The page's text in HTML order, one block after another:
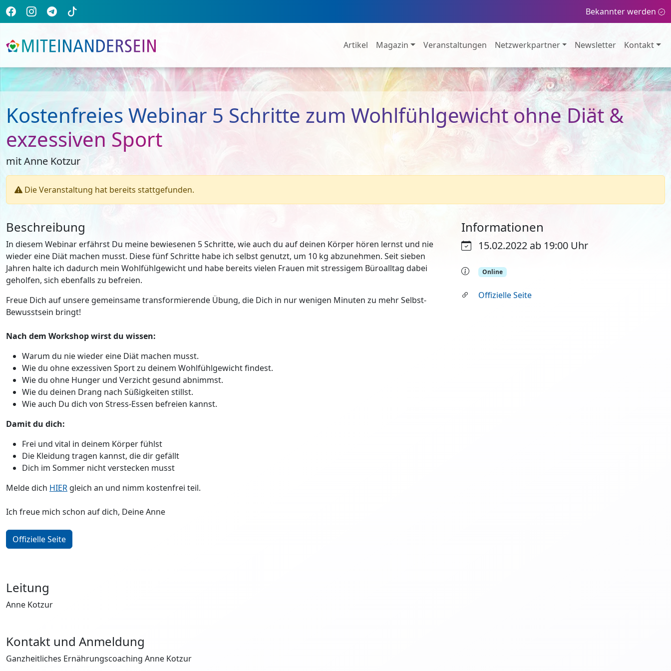
Bekannter werden
Artikel Magazin Veranstaltungen Netzwerkpartner Newsletter Kontakt
Kostenfreies Webinar 5 Schritte zum Wohlfühlgewicht ohne Diät &
exzessiven Sport
mit Anne Kotzur
Die Veranstaltung hat bereits stattgefunden.
Informationen
15.02.2022 ab 19:00 Uhr
Online
Offizielle Seite
Beschreibung
In diesem Webinar erfährst Du meine bewiesenen 5 Schritte, wie auch du auf deinen Körper hören lernst und nie
wieder eine Diät machen musst. Diese fünf Schritte habe ich selbst genutzt, um 10 kg abzunehmen. Seit sieben
Jahren halte ich dadurch mein Wohlfühlgewicht und habe bereits vielen Frauen mit stressigem Büroalltag dabei
geholfen, sich ebenfalls zu befreien.
Freue Dich auf unsere gemeinsame transformierende Übung, die Dich in nur wenigen Minuten zu mehr Selbst-
Bewusstsein bringt!
Nach dem Workshop wirst du wissen:
Warum du nie wieder eine Diät machen musst.
Wie du ohne exzessiven Sport zu deinem Wohlfühlgewicht findest.
Wie du ohne Hunger und Verzicht gesund abnimmst.
Wie du deinen Drang nach Süßigkeiten stillst.
Wie auch Du dich von Stress-Essen befreien kannst.
Damit du dich:
Frei und vital in deinem Körper fühlst
Die Kleidung tragen kannst, die dir gefällt
Dich im Sommer nicht verstecken musst
Melde dich HIER gleich an und nimm kostenfrei teil.
Ich freue mich schon auf dich, Deine Anne
Offizielle Seite
Leitung
Anne Kotzur
Kontakt und Anmeldung
Ganzheitliches Ernährungscoaching Anne Kotzur